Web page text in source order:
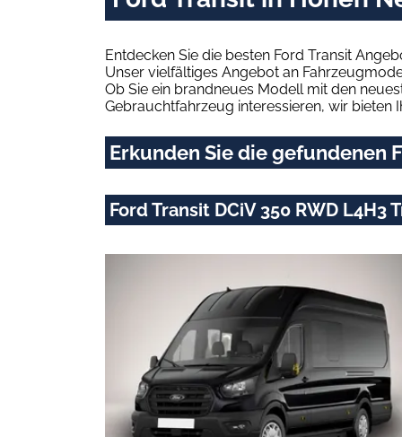
Entdecken Sie die besten Ford Transit
Unser vielfältiges Angebot an
Ob Sie ein brandneues Modell mit den
Gebrauchtfahrzeug interessieren, wir bieten
Erkunden Sie die gefundenen
Ford Transit DCiV 350 RWD L4H3